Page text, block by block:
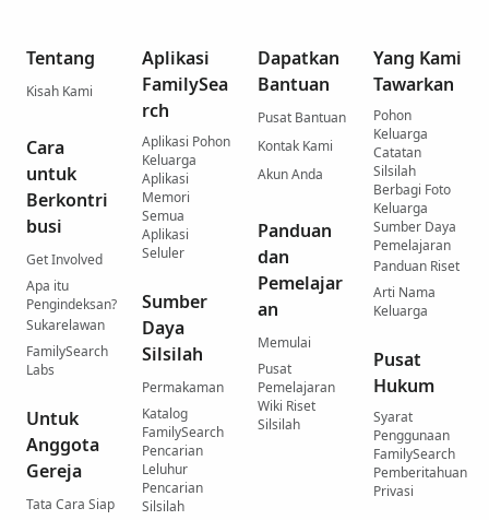
Tentang
Kisah Kami
Cara
untuk
Berkontri
busi
Get Involved
Apa itu
Pengindeksan?
Sukarelawan
FamilySearch
Labs
Untuk
Anggota
Gereja
Tata Cara Siap
Aplikasi
FamilySea
rch
Aplikasi Pohon
Keluarga
Aplikasi
Memori
Semua
Aplikasi
Seluler
Sumber
Daya
Silsilah
Permakaman
Katalog
FamilySearch
Pencarian
Leluhur
Pencarian
Silsilah
Dapatkan
Bantuan
Pusat Bantuan
Kontak Kami
Akun Anda
Panduan
dan
Pemelajar
an
Memulai
Pusat
Pemelajaran
Wiki Riset
Silsilah
Yang Kami
Tawarkan
Pohon
Keluarga
Catatan
Silsilah
Berbagi Foto
Keluarga
Sumber Daya
Pemelajaran
Panduan Riset
Arti Nama
Keluarga
Pusat
Hukum
Syarat
Penggunaan
FamilySearch
Pemberitahuan
Privasi